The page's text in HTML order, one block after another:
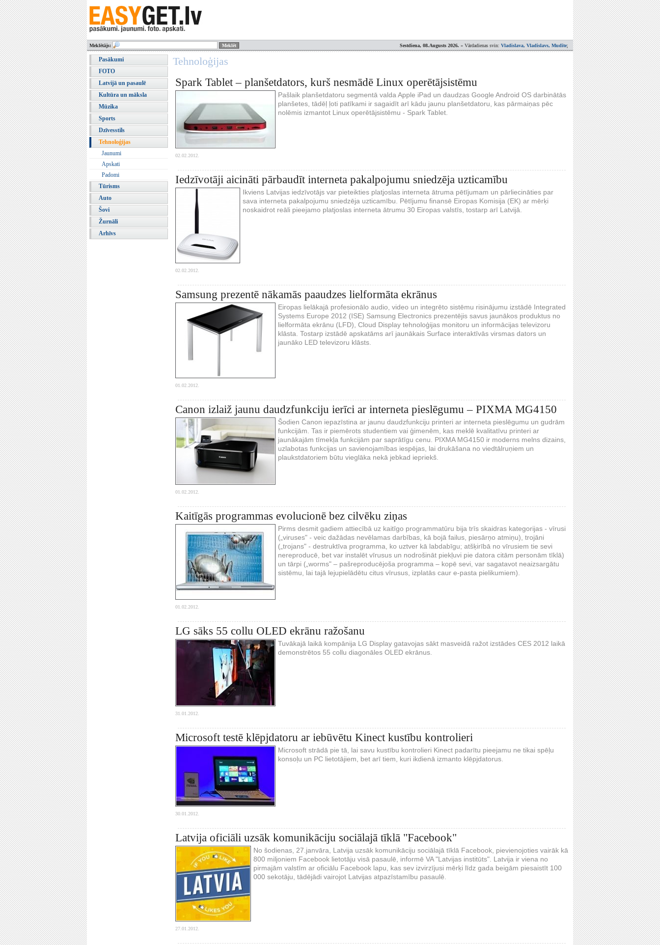
Sestdiena, 08.Augusts 2026. » Vārdadienas svin: Vladislava, Vladislavs, Mudīte;
Meklētājs:
Pasākumi
FOTO
Latvijā un pasaulē
Kultūra un māksla
Mūzika
Sports
Dzīvesstils
Tehnoloģijas
Jaunumi
Apskati
Padomi
Tūrisms
Auto
Šovi
Žurnāli
Arhīvs
Tehnoloģijas
Spark Tablet – planšetdators, kurš nesmādē Linux operētājsistēmu
Pašlaik planšetdatoru segmentā valda Apple iPad un daudzas Google Android OS darbinātās
planšetes, tādēļ ļoti patīkami ir sagaidīt arī kādu jaunu planšetdatoru, kas pārmaiņas pēc
nolēmis izmantot Linux operētājsistēmu - Spark Tablet.
02.02.2012.
Iedzīvotāji aicināti pārbaudīt interneta pakalpojumu sniedzēja uzticamību
Ikviens Latvijas iedzīvotājs var pieteikties platjoslas interneta ātruma pētījumam un pārliecināties par
sava interneta pakalpojumu sniedzēja uzticamību. Pētījumu finansē Eiropas Komisija (EK) ar mērķi
noskaidrot reāli pieejamo platjoslas interneta ātrumu 30 Eiropas valstīs, tostarp arī Latvijā.
02.02.2012.
Samsung prezentē nākamās paaudzes lielformāta ekrānus
Eiropas lielākajā profesionālo audio, video un integrēto sistēmu risinājumu izstādē Integrated
Systems Europe 2012 (ISE) Samsung Electronics prezentējis savus jaunākos produktus no
lielformāta ekrānu (LFD), Cloud Display tehnoloģijas monitoru un informācijas televizoru
klāsta. Tostarp izstādē apskatāms arī jaunākais Surface interaktīvās virsmas dators un
jaunāko LED televizoru klāsts.
01.02.2012.
Canon izlaiž jaunu daudzfunkciju ierīci ar interneta pieslēgumu – PIXMA MG4150
Šodien Canon iepazīstina ar jaunu daudzfunkciju printeri ar interneta pieslēgumu un gudrām
funkcijām. Tas ir piemērots studentiem vai ģimenēm, kas meklē kvalitatīvu printeri ar
jaunākajām tīmekļa funkcijām par saprātīgu cenu. PIXMA MG4150 ir moderns melns dizains,
uzlabotas funkcijas un savienojamības iespējas, lai drukāšana no viedtālruņiem un
plaukstdatoriem būtu vieglāka nekā jebkad iepriekš.
01.02.2012.
Kaitīgās programmas evolucionē bez cilvēku ziņas
Pirms desmit gadiem attiecībā uz kaitīgo programmatūru bija trīs skaidras kategorijas - vīrusi
(„viruses" - veic dažādas nevēlamas darbības, kā bojā failus, piesārņo atmiņu), trojāni
(„trojans" - destruktīva programma, ko uztver kā labdabīgu; atšķirībā no vīrusiem tie sevi
nereproducē, bet var instalēt vīrusus un nodrošināt piekļuvi pie datora citām personām tīklā)
un tārpi („worms" – pašreproducējoša programma – kopē sevi, var sagatavot neaizsargātu
sistēmu, lai tajā lejupielādētu citus vīrusus, izplatās caur e-pasta pielikumiem).
01.02.2012.
LG sāks 55 collu OLED ekrānu ražošanu
Tuvākajā laikā kompānija LG Display gatavojas sākt masveidā ražot izstādes CES 2012 laikā
demonstrētos 55 collu diagonāles OLED ekrānus.
31.01.2012.
Microsoft testē klēpjdatoru ar iebūvētu Kinect kustību kontrolieri
Microsoft strādā pie tā, lai savu kustību kontrolieri Kinect padarītu pieejamu ne tikai spēļu
konsoļu un PC lietotājiem, bet arī tiem, kuri ikdienā izmanto klēpjdatorus.
30.01.2012.
Latvija oficiāli uzsāk komunikāciju sociālajā tīklā "Facebook"
No šodienas, 27.janvāra, Latvija uzsāk komunikāciju sociālajā tīklā Facebook, pievienojoties vairāk kā
800 miljoniem Facebook lietotāju visā pasaulē, informē VA "Latvijas institūts". Latvija ir viena no
pirmajām valstīm ar oficiālu Facebook lapu, kas sev izvirzījusi mērķi līdz gada beigām piesaistīt 100
000 sekotāju, tādējādi vairojot Latvijas atpazīstamību pasaulē.
27.01.2012.